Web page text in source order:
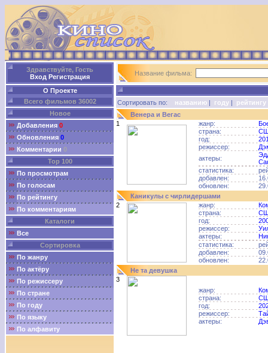
Здравствуйте, Гость
Вход Регистрация
О Проекте
Всего фильмов 36002
Новое
Добавления 0
Обновления 0
Комментарии 0
Top 100
По просмотрам
По голосам
По рейтингу
По комментариям
Каталоги
Все
Сортировка
По жанру
По актёру
По режиссеру
По стране
По году
По языку
По алфавиту
Название фильма:
Сортировать по: названию | году | рейтингу
Венера и Вегас
1
жанр:
страна:
год:
режиссер:
актеры:
статистика:
добавлен:
обновлен:
Каникулы с чирлидершами
2
жанр:
страна:
год:
режиссер:
актеры:
статистика:
добавлен:
обновлен:
Не та девушка
3
жанр:
страна:
год:
режиссер:
актеры: